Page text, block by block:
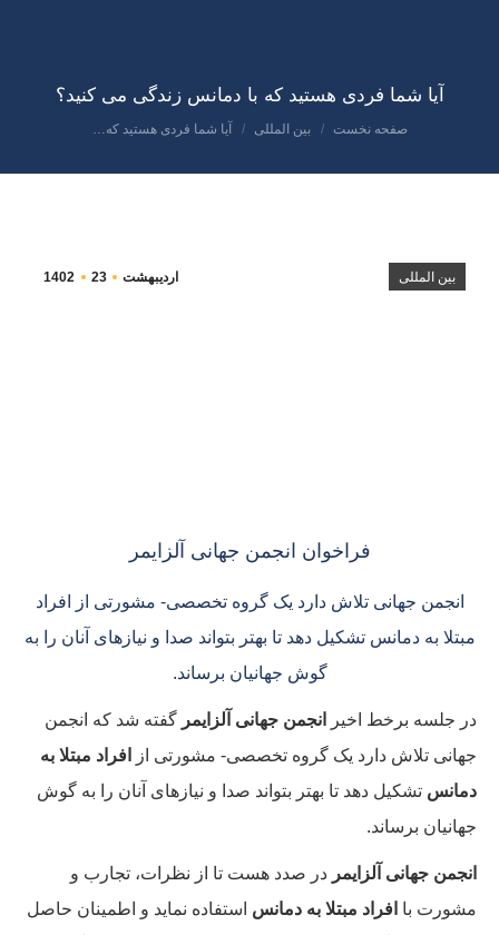
آیا شما فردی هستید که با دمانس زندگی می کنید؟
مکان شما:
صفحه نخست بین المللی آیا شما فردی هستید که…
اردیبهشت 23
1402 بین المللی
​فراخوان انجمن جهانی آلزایمر
انجمن جهانی تلاش دارد یک گروه تخصصی- مشورتی از افراد
مبتلا به دمانس تشکیل دهد تا بهتر بتواند صدا و نیازهای آنان را به
گوش جهانیان برساند.
در جلسه برخط اخیر انجمن جهانی آلزایمر گفته شد که انجمن
جهانی تلاش دارد یک گروه تخصصی- مشورتی از
افراد مبتلا به
دمانس تشکیل دهد تا بهتر بتواند صدا و نیازهای آنان را به گوش
جهانیان برساند.
انجمن جهانی آلزایمر در صدد هست تا از نظرات، تجارب و
مشورت با افراد مبتلا به دمانس استفاده نماید و اطمینان حاصل